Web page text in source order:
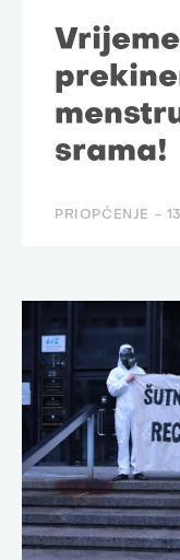
srama!
PRIOPĆENJE -